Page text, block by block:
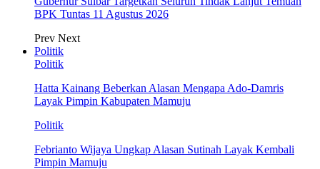
BPK Tuntas 11 Agustus 2026
Prev Next
Politik
Politik
Hatta Kainang Beberkan Alasan Mengapa Ado-Damris
Layak Pimpin Kabupaten Mamuju
Politik
Febrianto Wijaya Ungkap Alasan Sutinah Layak Kembali
Pimpin Mamuju